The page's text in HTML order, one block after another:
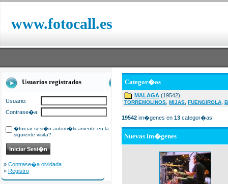
www.fotocall.es
Usuarios registrados
Usuario:
Contrase�a:
�Iniciar sesi�n autom�ticamente en la
siguiente visita?
» Contrase�a olvidada
» Registro
Categor�as
MALAGA (19542)
TORREMOLINOS MIJAS FUENGIROLA
19542 im�genes en 13 categor�as.
Nuevas im�genes